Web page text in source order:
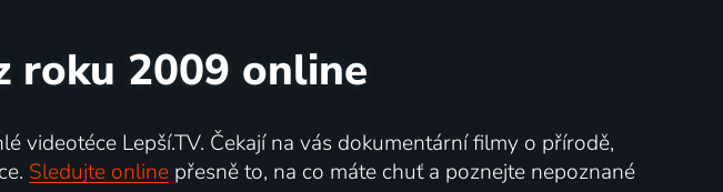
roku 2009 online
videotéce Lepší.TV. Čekají na vás dokumentární filmy o přírodě,
Sledujte onlinepřesně to, na co máte chuť a poznejte nepoznané